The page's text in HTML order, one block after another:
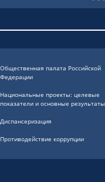
Общественная палата Российской
Федерации
Национальные проекты: целевые
показатели и основные результаты
Диспансеризация
Противодействие коррупции